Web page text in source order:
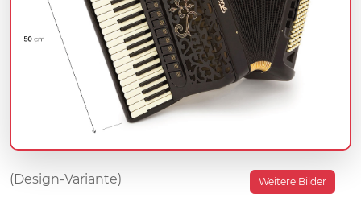
Weitere Bilder
(Design-Variante)